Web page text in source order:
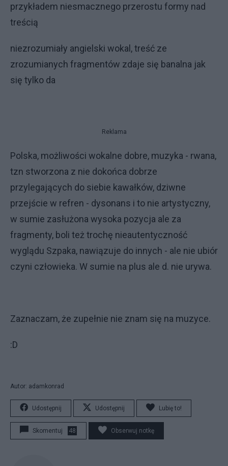
przykładem niesmacznego przerostu formy nad
treścią
niezrozumiały angielski wokal, treść ze
zrozumianych fragmentów zdaje się banalna jak
się tylko da
Reklama
Polska, możliwości wokalne dobre, muzyka - rwana,
tzn stworzona z nie dokońca dobrze
przylegających do siebie kawałków, dziwne
przejście w refren - dysonans i to nie artystyczny,
w sumie zasłużona wysoka pozycja ale za
fragmenty, boli też trochę nieautentyczność
wyglądu Szpaka, nawiązuje do innych - ale nie ubiór
czyni człowieka. W sumie na plus ale d. nie urywa.
Zaznaczam, że zupełnie nie znam się na muzyce.
:D
Autor: adamkonrad
Udostępnij Udostępnij Lubię to!
Skomentuj 48 Obserwuj notkę